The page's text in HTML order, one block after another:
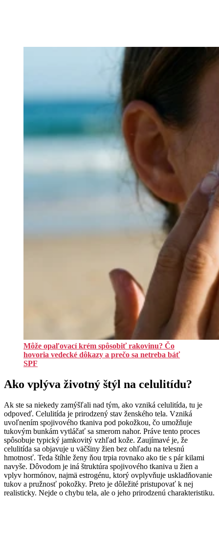
Môže opaľovací krém spôsobiť rakovinu? Čo
hovoria vedecké dôkazy a prečo sa netreba báť
SPF
Ako vplýva životný štýl na celulitídu?
Ak ste sa niekedy zamýšľali nad tým, ako vzniká celulitída, tu je
odpoveď. Celulitída je prirodzený stav ženského tela. Vzniká
uvoľnením spojivového tkaniva pod pokožkou, čo umožňuje
tukovým bunkám vytláčať sa smerom nahor. Práve tento proces
spôsobuje typický jamkovitý vzhľad kože. Zaujímavé je, že
celulitída sa objavuje u väčšiny žien bez ohľadu na telesnú
hmotnosť. Teda štíhle ženy ňou trpia rovnako ako tie s pár kilami
navyše. Dôvodom je iná štruktúra spojivového tkaniva u žien a
vplyv hormónov, najmä estrogénu, ktorý ovplyvňuje uskladňovanie
tukov a pružnosť pokožky. Preto je dôležité pristupovať k nej
realisticky. Nejde o chybu tela, ale o jeho prirodzenú charakteristiku.